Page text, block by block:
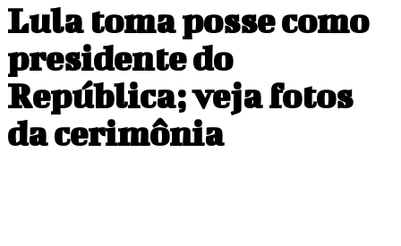
Lula toma posse como
presidente do
República; veja fotos
da cerimônia